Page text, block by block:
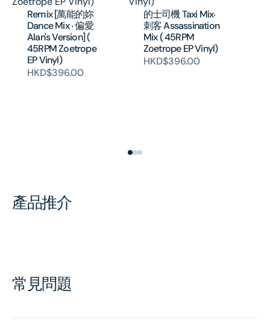
Remix [萬能的妳
Dance Mix ‧ 偏愛
Alan's Version] (
45RPM Zoetrope
EP Vinyl)
HKD$396.00
的士司機 Taxi Mix‧
刺客 Assassination
Mix ( 45RPM
Zoetrope EP Vinyl)
HKD$396.00
產品推介
常見問題